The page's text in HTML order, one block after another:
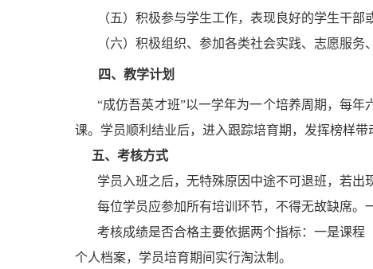
（五）积极参与学生工作，表现良好的学生干部
（六）积极组织、参加各类社会实践、志愿服
四、教学计划
“成仿吾英才班”以一学年为一个培养周期，每
课。学员顺利结业后，进入跟踪培育期，发挥榜样带
五、考核方式
学员入班之后，无特殊原因中途不可退班，若出
每位学员应参加所有培训环节，不得无故缺席。
考核成绩是否合格主要依据两个指标：一是课程
个人档案，学员培育期间实行淘汰制。